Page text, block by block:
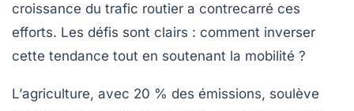
croissance du trafic routier a contrecarré ces
efforts. Les défis sont clairs : comment inverser
cette tendance tout en soutenant la mobilité ?
L’agriculture, avec 20 % des émissions, soulève